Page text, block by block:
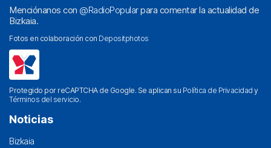
Menciónanos con @RadioPopularpara comentar la actualidad de
Bizkaia.
Fotos en colaboración con Depositphotos
Protegido por reCAPTCHA de Google. Se aplican su Política de Privacidad y
Términos del servicio.
Noticias
Bizkaia